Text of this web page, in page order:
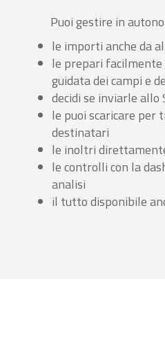
Puoi gestire in
le importi anche da
le prepari facilmente
guidata dei campi e
decidi se inviarle allo
le puoi scaricare
destinatari
le inoltri
le controlli con la
analisi
il tutto disponibile